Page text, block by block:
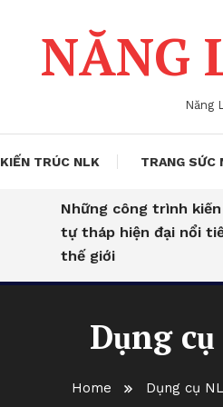
NĂNG
Năng
KIẾN TRÚC NLK TRANG SỨC
Những công trình kiến trúc
tự tháp hiện đại nổi tiếng
thế giới
Dụng
Home Dụng cụ